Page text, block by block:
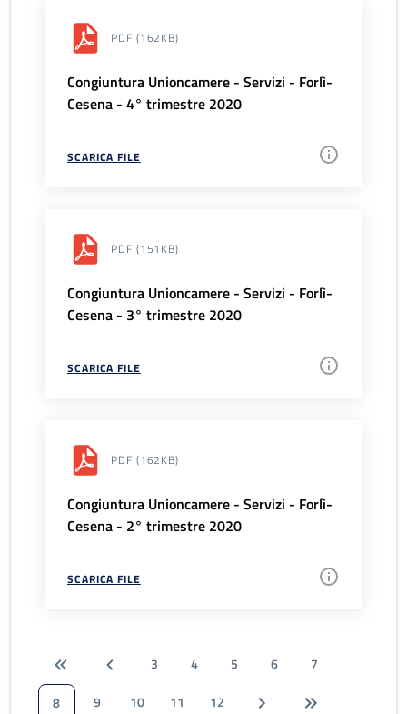
PDF (162KB)
Congiuntura Unioncamere - Servizi - Forlì-
Cesena - 4° trimestre 2020
SCARICA FILE
PDF (151KB)
Congiuntura Unioncamere - Servizi - Forlì-
Cesena - 3° trimestre 2020
SCARICA FILE
PDF (162KB)
Congiuntura Unioncamere - Servizi - Forlì-
Cesena - 2° trimestre 2020
SCARICA FILE
3 4 5 6
7
8
9 10 11 12